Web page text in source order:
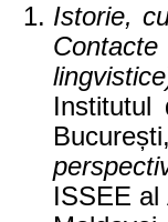
Istorie,
Institutul
ISSEE al